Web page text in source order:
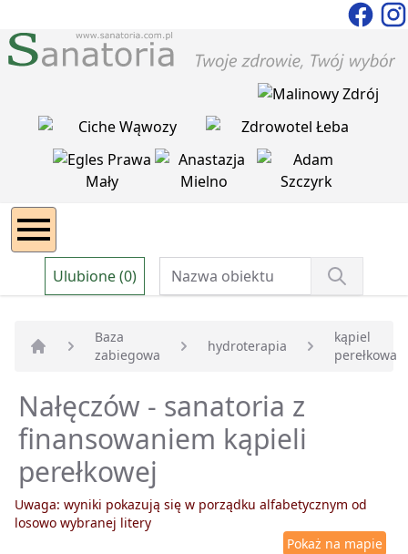
Ulubione (0)
Strona główna
Baza
zabiegowa
hydroterapia
kąpiel
perełkowa
Nałęczów - sanatoria z
finansowaniem kąpieli
perełkowej
Uwaga: wyniki pokazują się w porządku alfabetycznym od
losowo wybranej litery
Pokaż na mapie